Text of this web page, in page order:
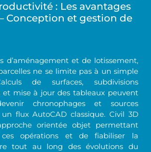
: Les avantages
Conception et gestion de
d’aménagement et de lotissement,
ne se limite pas à un simple
de surfaces, subdivisions
et mise à jour des tableaux peuvent
chronophages et sources
un flux AutoCAD classique. Civil 3D
orientée objet permettant
ces opérations et de fiabiliser la
tout au long des évolutions du